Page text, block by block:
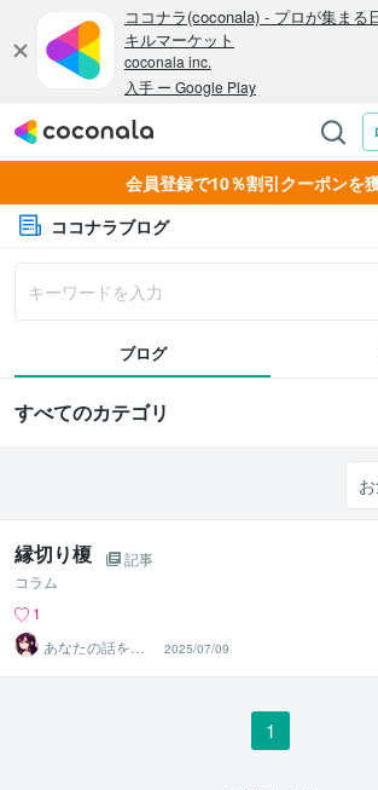
会員登録で10％割引クーポンを
ココナラブログ
ブログ
すべてのカテゴリ
縁切り榎
記事
コラム
1
あなたの話を聞
かせて
2025/07/09
1